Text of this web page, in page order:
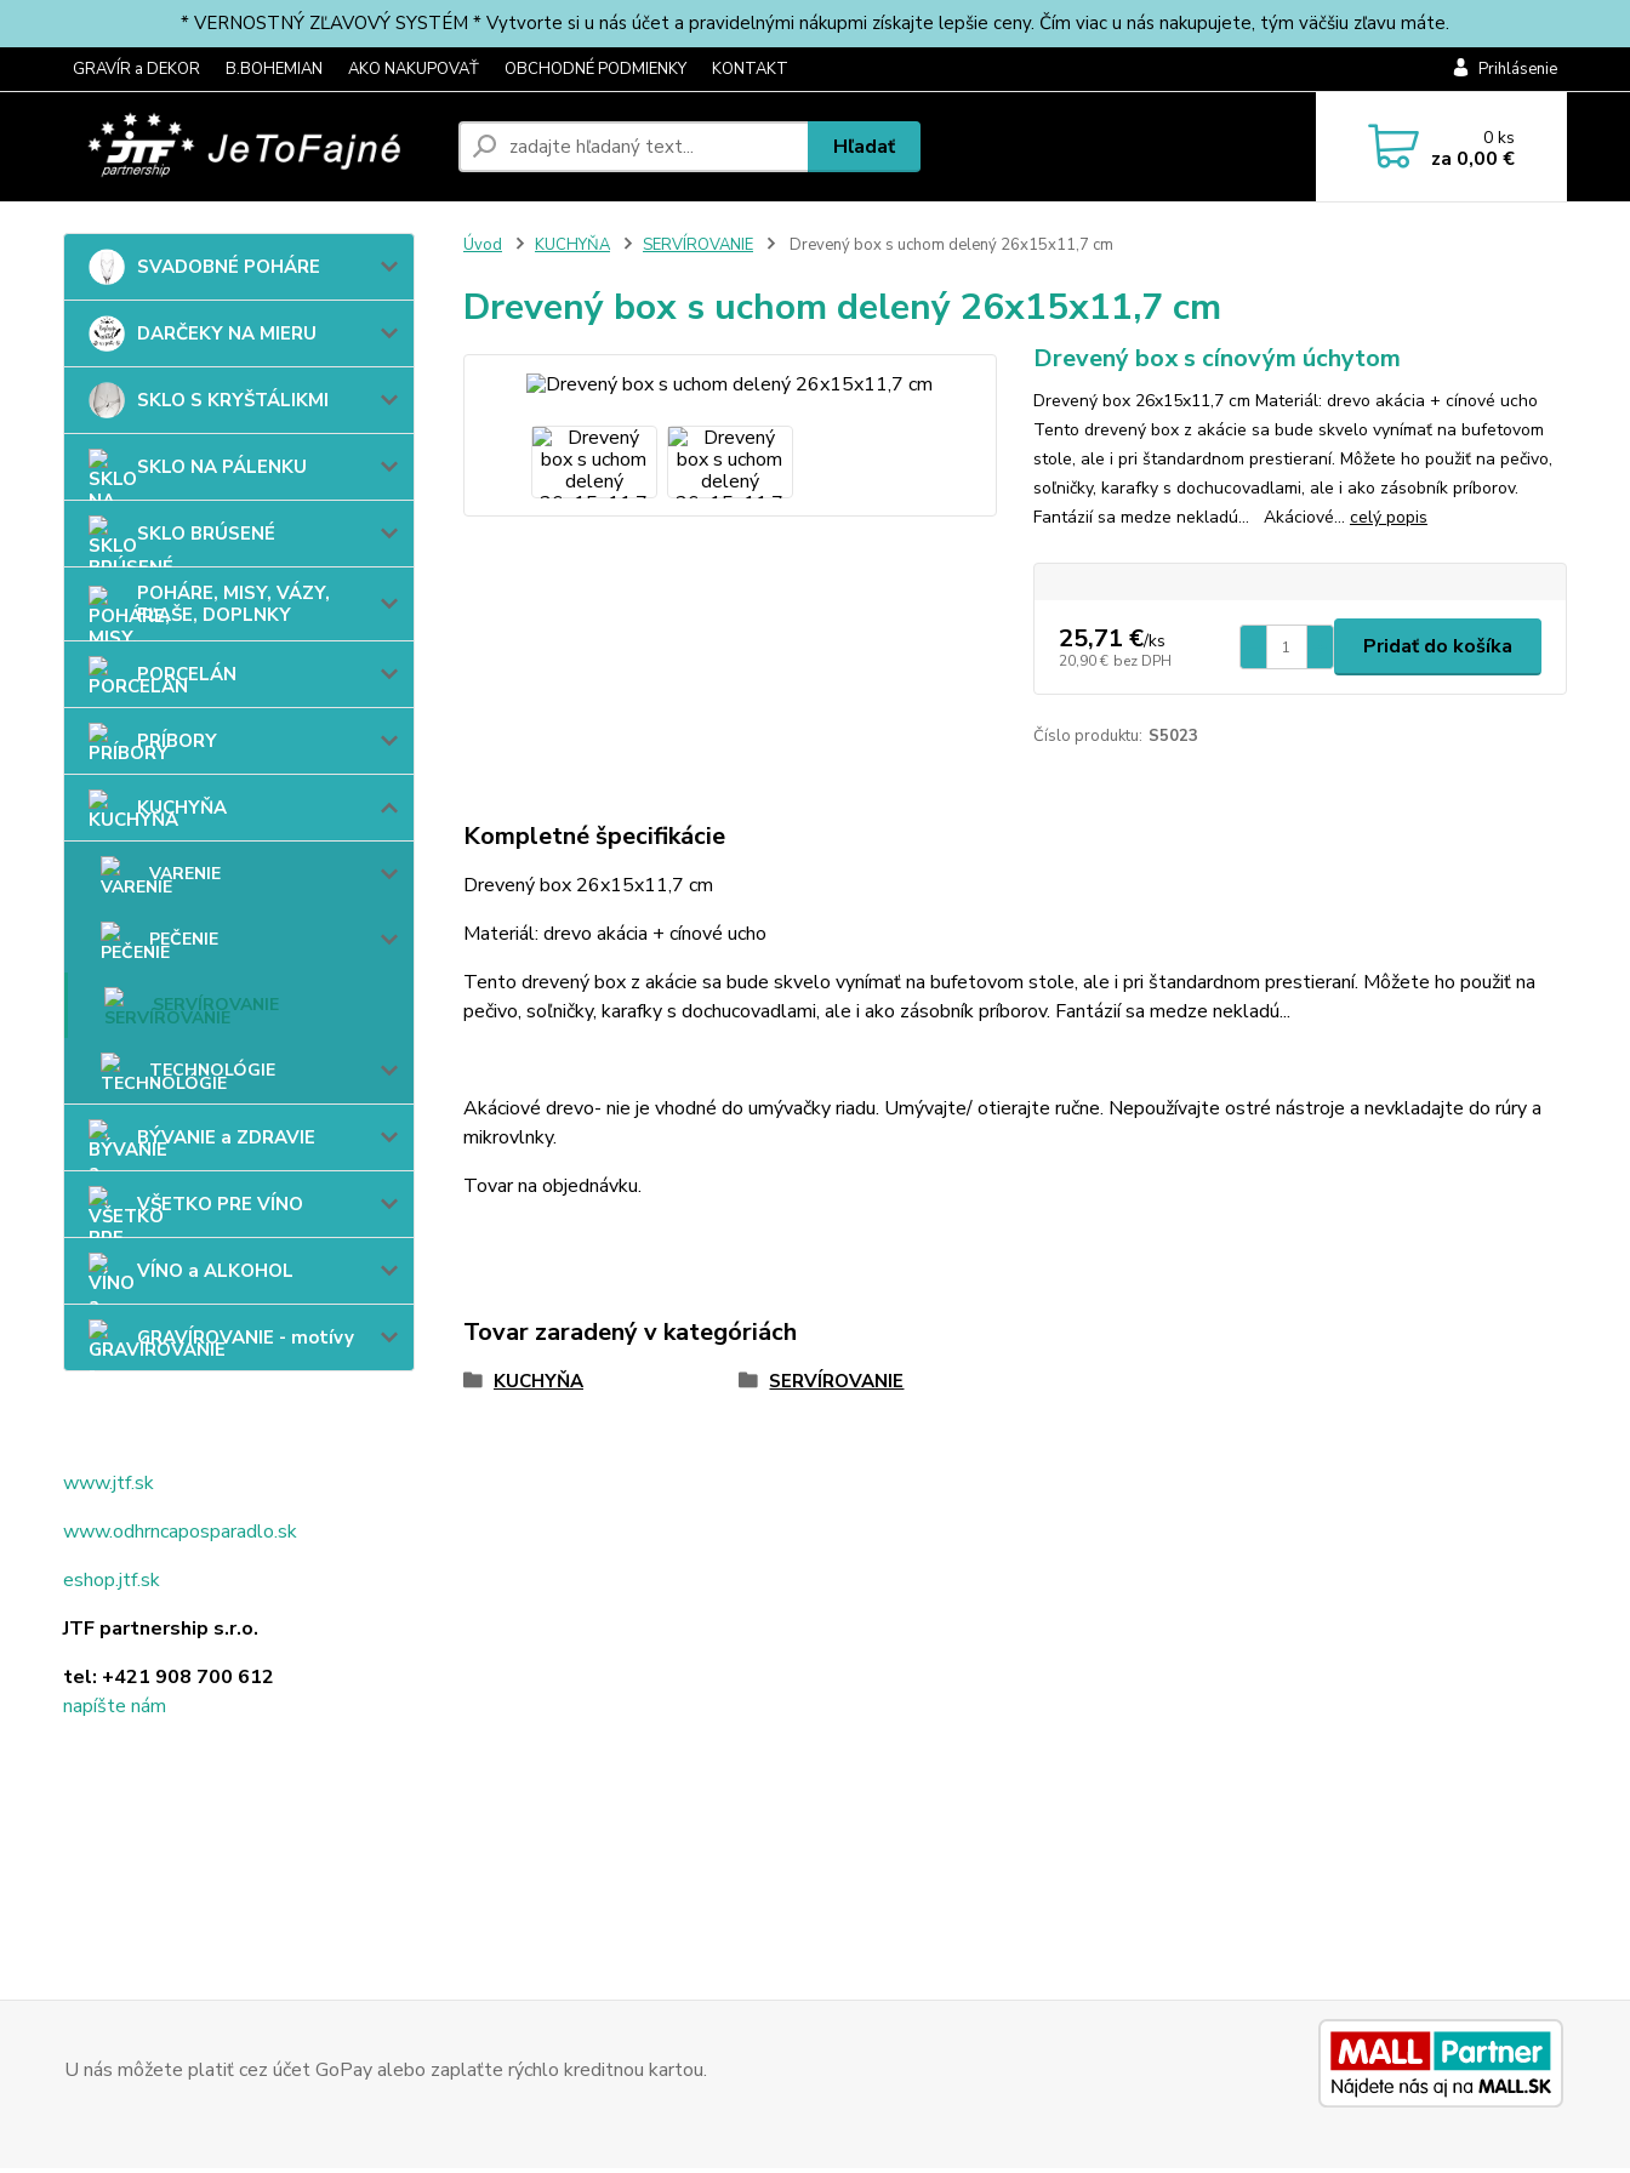
* VERNOSTNÝ ZĽAVOVÝ SYSTÉM * Vytvorte si u nás účet a pravidelnými nákupmi získajte lepšie ceny. Čím viac u nás nakupujete, tým väčšiu zľavu máte.
GRAVÍR a DEKOR B.BOHEMIAN AKO NAKUPOVAŤ OBCHODNÉ PODMIENKY KONTAKT Prihlásenie
Hľadať 0ks
za 0,00 €
SVADOBNÉ POHÁRE
DARČEKY NA MIERU
SKLO S KRYŠTÁLIKMI
SKLO NA PÁLENKU
SKLO BRÚSENÉ
POHÁRE, MISY, VÁZY,
FĽAŠE, DOPLNKY
PORCELÁN
PRÍBORY
KUCHYŇA
VARENIE
PEČENIE
SERVÍROVANIE
TECHNOLÓGIE
BÝVANIE a ZDRAVIE
VŠETKO PRE VÍNO
VÍNO a ALKOHOL
GRAVÍROVANIE - motívy
www.jtf.sk
www.odhrncaposparadlo.sk
eshop.jtf.sk
JTF partnership s.r.o.
tel: +421 908 700 612
napíšte nám
Úvod KUCHYŇA SERVÍROVANIE Drevený box s uchom delený 26x15x11,7 cm
Drevený box s uchom delený 26x15x11,7 cm
Drevený box s cínovým úchytom
Drevený box 26x15x11,7 cm Materiál: drevo akácia + cínové ucho
Tento drevený box z akácie sa bude skvelo vynímať na bufetovom
stole, ale i pri štandardnom prestieraní. Môžete ho použiť na pečivo,
soľničky, karafky s dochucovadlami, ale i ako zásobník príborov.
Fantázií sa medze nekladú... Akáciové... celý popis
25,71 €/ks
20,90 € bez DPH
Pridať do košíka
Číslo produktu: S5023
Kompletné špecifikácie
Drevený box 26x15x11,7 cm
Materiál: drevo akácia + cínové ucho
Tento drevený box z akácie sa bude skvelo vynímať na bufetovom stole, ale i pri štandardnom prestieraní. Môžete ho použiť na
pečivo, soľničky, karafky s dochucovadlami, ale i ako zásobník príborov. Fantázií sa medze nekladú...
Akáciové drevo- nie je vhodné do umývačky riadu. Umývajte/ otierajte ručne. Nepoužívajte ostré nástroje a nevkladajte do rúry a
mikrovlnky.
Tovar na objednávku.
Tovar zaradený v kategóriách
KUCHYŇA SERVÍROVANIE
U nás môžete platiť cez účet GoPay alebo zaplaťte rýchlo kreditnou kartou.